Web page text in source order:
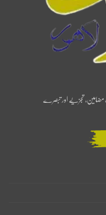
مضامین، تجزیے اور تبصرے